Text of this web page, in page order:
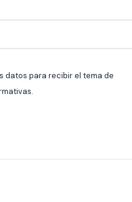
datos para recibir el tema de